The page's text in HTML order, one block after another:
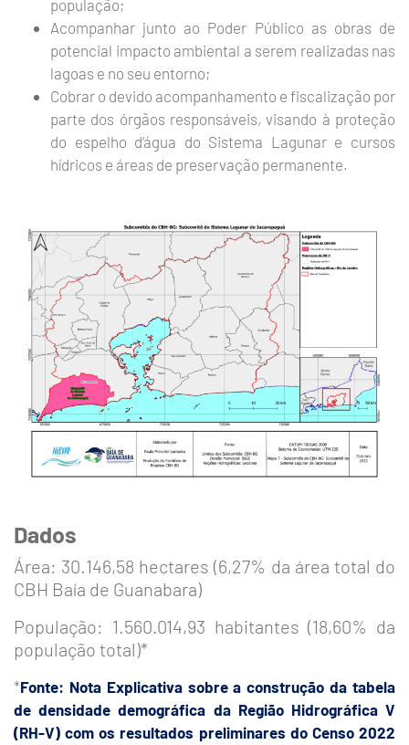
população;
Acompanhar junto ao Poder Público as obras de
potencial impacto ambiental a serem realizadas nas
lagoas e no seu entorno;
Cobrar o devido acompanhamento e fiscalização por
parte dos órgãos responsáveis, visando à proteção
do espelho d’água do Sistema Lagunar e cursos
hídricos e áreas de preservação permanente.
Dados
Área: 30.146,58 hectares (6,27% da área total do
CBH Baía de Guanabara)
População: 1.560.014,93 habitantes (18,60% da
população total)*
*Fonte: Nota Explicativa sobre a construção da tabela
de densidade demográfica da Região Hidrográfica V
(RH-V) com os resultados preliminares do Censo 2022